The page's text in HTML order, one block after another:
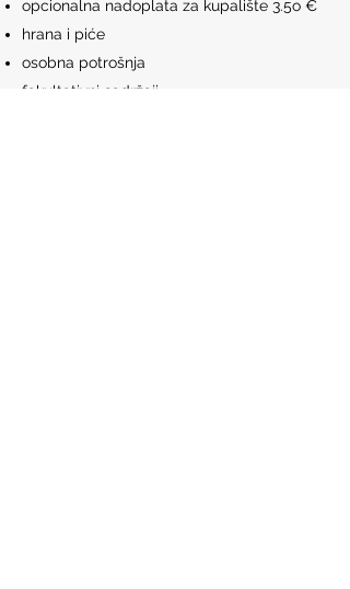
opcionalna nadoplata za kupalište 3.5o €
hrana i piće
osobna potrošnja
fakultativni sadržaji